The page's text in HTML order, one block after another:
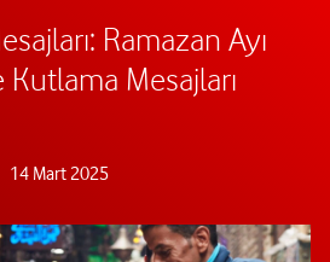
Ramazan Ayı
Kutlama Mesajları
14 Mart 2025